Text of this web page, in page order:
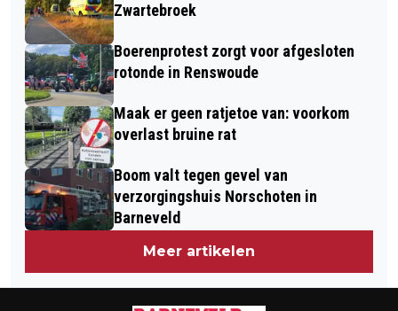
Zwartebroek
Boerenprotest zorgt voor afgesloten
rotonde in Renswoude
Maak er geen ratjetoe van: voorkom
overlast bruine rat
Boom valt tegen gevel van
verzorgingshuis Norschoten in
Barneveld
Meer artikelen